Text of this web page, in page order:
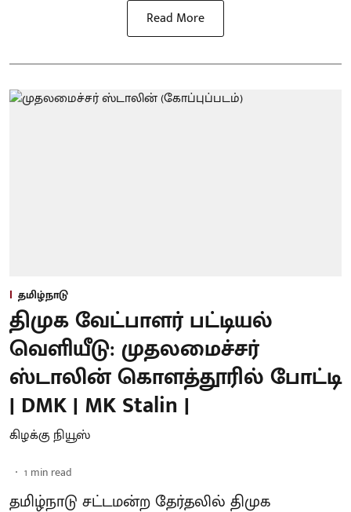
Read More
தமிழ்நாடு
திமுக வேட்பாளர் பட்டியல்
வெளியீடு: முதலமைச்சர்
ஸ்டாலின் கொளத்தூரில் போட்டி
| DMK | MK Stalin |
கிழக்கு நியூஸ்
1 min read
தமிழ்நாடு சட்டமன்ற தேர்தலில் திமுக